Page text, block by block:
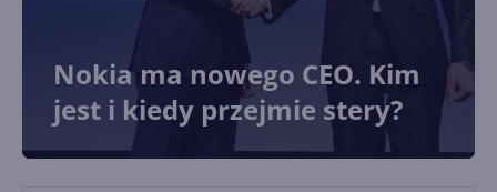
Nokia ma nowego CEO. Kim
jest i kiedy przejmie stery?